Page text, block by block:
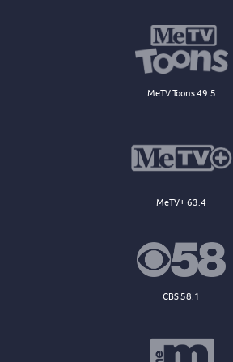
MeTV Toons 49.5
MeTV+ 63.4
CBS 58.1